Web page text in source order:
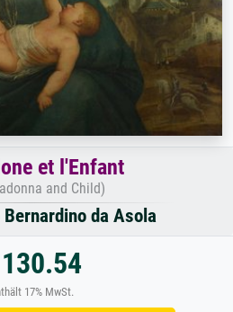
et l'Enfant
and Child)
da Asola
17% MwSt.